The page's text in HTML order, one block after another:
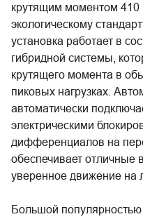
крутящим моментом 410
экологическому
установка работает в
гибридной системы,
крутящего момента в
пиковых нагрузках.
автоматически
электрическими
дифференциалов на
обеспечивает
уверенное движение на
Большой популярностью